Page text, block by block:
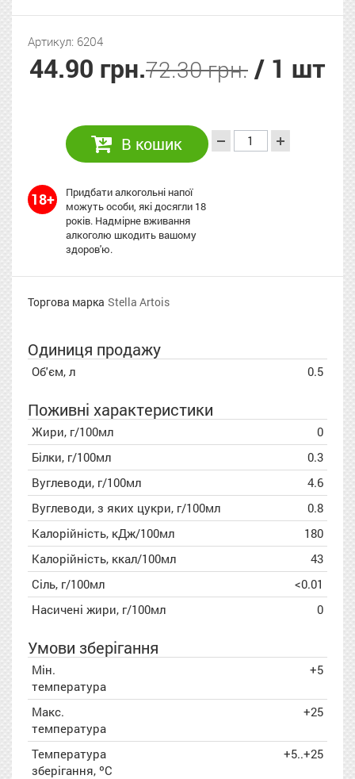
Артикул: 6204
44.90 грн.72.30 грн. / 1 шт
В кошик
18+
Придбати алкогольні напої
можуть особи, які досягли 18
років. Надмірне вживання
алкоголю шкодить вашому
здоров'ю.
Торгова марка Stella Artois
Одиниця продажу
Об'єм, л 0.5
Поживні характеристики
Жири, г/100мл
0
Білки, г/100мл
0.3
Вуглеводи, г/100мл
4.6
Вуглеводи, з яких цукри, г/100мл
0.8
Калорійність, кДж/100мл
180
Калорійність, ккал/100мл
43
Сіль, г/100мл
<0.01
Насичені жири, г/100мл
0
Умови зберігання
Мін.
температура
+5
Макс.
температура
+25
Температура
зберігання, ºC
+5..+25